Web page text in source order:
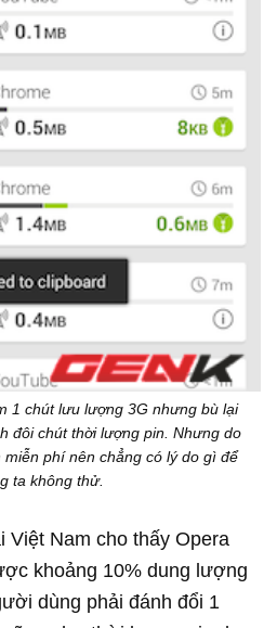
1 chút lưu lượng 3G nhưng bù lại
đôi chút thời lượng pin. Nhưng do
phí nên chẳng có lý do gì để
ta không thử.
Việt Nam cho thấy Opera
khoảng 10% dung lượng
dùng phải đánh đổi 1